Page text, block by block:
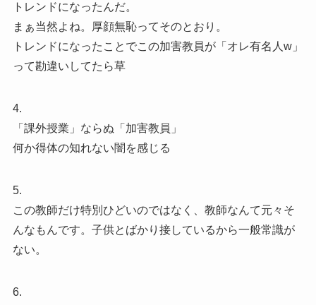
トレンドになったんだ。
まぁ当然よね。厚顔無恥ってそのとおり。
トレンドになったことでこの加害教員が「オレ有名人w」
って勘違いしてたら草
4.
「課外授業」ならぬ「加害教員」
何か得体の知れない闇を感じる
5.
この教師だけ特別ひどいのではなく、教師なんて元々そ
んなもんです。子供とばかり接しているから一般常識が
ない。
6.